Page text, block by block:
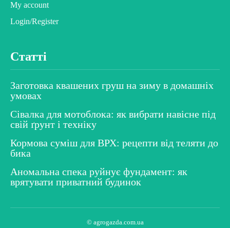
My account
Login/Register
Статті
Заготовка квашених груш на зиму в домашніх
умовах
Сівалка для мотоблока: як вибрати навісне під
свій ґрунт і техніку
Кормова суміш для ВРХ: рецепти від теляти до
бика
Аномальна спека руйнує фундамент: як
врятувати приватний будинок
© agrogazda.com.ua